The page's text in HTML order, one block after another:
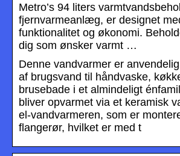
Metro’s 94 liters
fjernvarmeanlæg, er designet
funktionalitet og økonomi.
dig som ønsker varmt …
Denne vandvarmer er
af brugsvand til håndvaske,
brusebade i et almindeligt
bliver opvarmet via et keramisk
el-vandvarmeren, som er
flangerør, hvilket er med t